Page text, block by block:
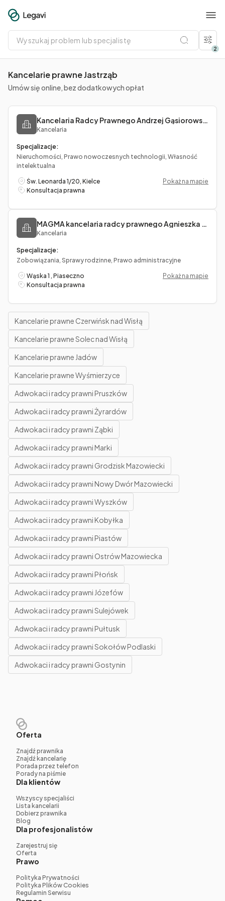
Wyszukaj
problem
lub
specjalistę
2
Kancelarie prawne Jastrząb
Umów się online, bez dodatkowych opłat
Kancelaria
Specjalizacje:
Nieruchomości, Prawo nowoczesnych technologii, Własność
intelektualna
Św. Leonarda 1/20, Kielce
Pokaż na mapie
Konsultacja prawna
Kancelaria
Specjalizacje:
Zobowiązania, Sprawy rodzinne, Prawo administracyjne
Wąska 1 , Piaseczno
Pokaż na mapie
Konsultacja prawna
Kancelarie prawne Czerwińsk nad Wisłą
Kancelarie prawne Solec nad Wisłą
Kancelarie prawne Jadów
Kancelarie prawne Wyśmierzyce
Adwokaci i radcy prawni Pruszków
Adwokaci i radcy prawni Żyrardów
Adwokaci i radcy prawni Ząbki
Adwokaci i radcy prawni Marki
Adwokaci i radcy prawni Grodzisk Mazowiecki
Adwokaci i radcy prawni Nowy Dwór Mazowiecki
Adwokaci i radcy prawni Wyszków
Adwokaci i radcy prawni Kobyłka
Adwokaci i radcy prawni Piastów
Adwokaci i radcy prawni Ostrów Mazowiecka
Adwokaci i radcy prawni Płońsk
Adwokaci i radcy prawni Józefów
Adwokaci i radcy prawni Sulejówek
Adwokaci i radcy prawni Pułtusk
Adwokaci i radcy prawni Sokołów Podlaski
Adwokaci i radcy prawni Gostynin
Oferta
Znajdź prawnika
Znajdź kancelarię
Porada przez telefon
Porady na piśmie
Dla klientów
Wszyscy specjaliści
Lista kancelarii
Dobierz prawnika
Blog
Dla profesjonalistów
Zarejestruj się
Oferta
Prawo
Polityka Prywatności
Polityka Plików Cookies
Regulamin Serwisu